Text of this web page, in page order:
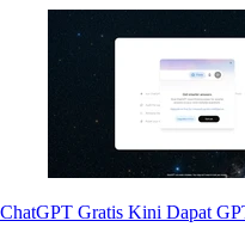
ChatGPT Gratis Kini Dapat